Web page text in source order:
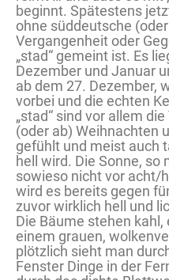
beginnt. Spätestens
ohne süddeutsche
Vergangenheit oder
„stad“ gemeint ist. Es
Dezember und Januar
ab dem 27. Dezember,
vorbei und die echten
„stad“ sind vor allem
(oder ab) Weihnachten
gefühlt und meist auch
hell wird. Die Sonne, so
sowieso nicht vor acht/
wird es bereits gegen
zuvor wirklich hell und
Die Bäume stehen
einem grauen,
plötzlich sieht man
Fenster Dinge in der